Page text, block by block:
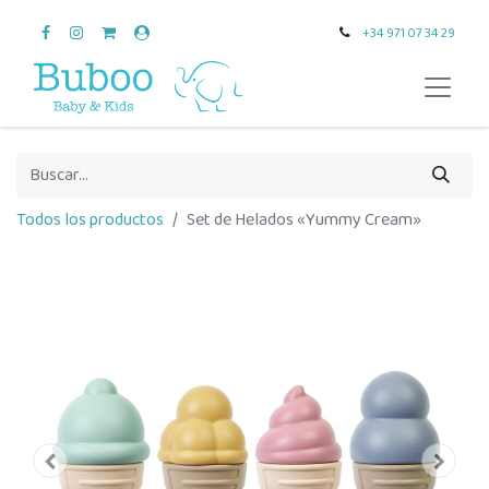
+34 971 07 34 29
Todos los productos Set de Helados «Yummy Cream»